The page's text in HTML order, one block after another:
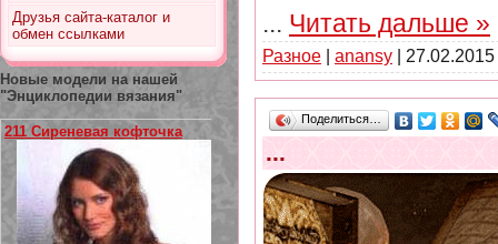
Друзья сайта-каталог и
обмен ссылками
Новые модели на нашей
"Энциклопедии вязания"
211 Сиреневая кофточка
... Читать дальше »
Разное anansy 27.02.2015
Поделиться…
...